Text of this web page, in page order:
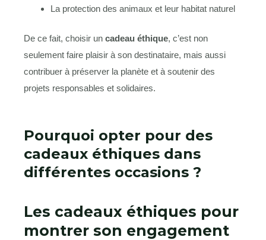
La protection des animaux et leur habitat naturel
De ce fait, choisir un cadeau éthique, c’est non
seulement faire plaisir à son destinataire, mais aussi
contribuer à préserver la planète et à soutenir des
projets responsables et solidaires.
Pourquoi opter pour des
cadeaux éthiques dans
différentes occasions ?
Les cadeaux éthiques pour
montrer son engagement